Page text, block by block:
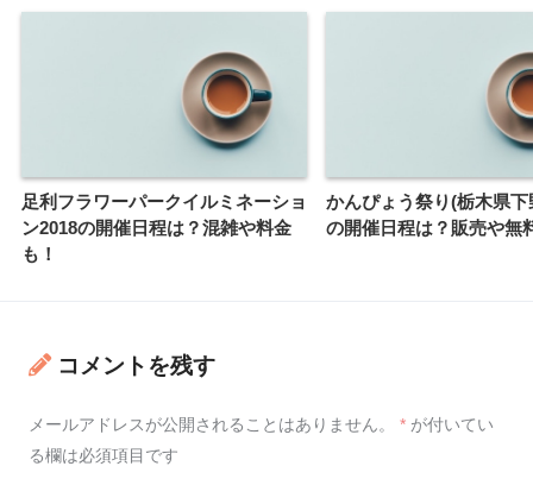
足利フラワーパークイルミネーショ
ン2018の開催日程は？混雑や料金
も！
かんぴょう祭り(栃木県下
の開催日程は？販売や無
コメントを残す
メールアドレスが公開されることはありません。 * が付いてい
る欄は必須項目です